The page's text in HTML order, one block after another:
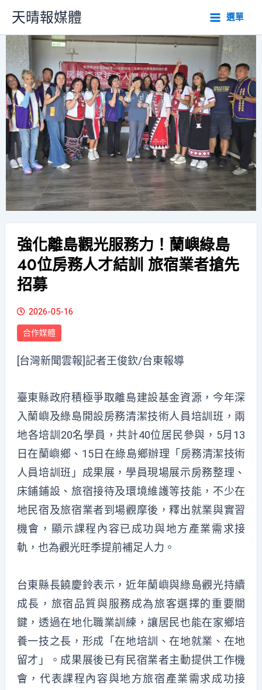
主
要
內
容
天晴報媒體 選單
強化離島觀光服務力！蘭嶼綠島
40位房務人才結訓 旅宿業者搶先
招募
2026-05-16
合作媒體
[台灣新聞雲報]記者王俊欽/台東報導
臺東縣政府積極爭取離島建設基金資源，今年深
入蘭嶼及綠島開設房務清潔技術人員培訓班，兩
地各培訓20名學員，共計40位居民參與，5月13
日在蘭嶼鄉、15日在綠島鄉辦理「房務清潔技術
人員培訓班」成果展，學員現場展示房務整理、
床鋪鋪設、旅宿接待及環境維護等技能，不少在
地民宿及旅宿業者到場觀摩後，釋出就業與實習
機會，顯示課程內容已成功與地方產業需求接
軌，也為觀光旺季提前補足人力。
台東縣長饒慶鈴表示，近年蘭嶼與綠島觀光持續
成長，旅宿品質與服務成為旅客選擇的重要關
鍵，透過在地化職業訓練，讓居民也能在家鄉培
養一技之長，形成「在地培訓、在地就業、在地
留才」。成果展後已有民宿業者主動提供工作機
會，代表課程內容與地方旅宿產業需求成功接